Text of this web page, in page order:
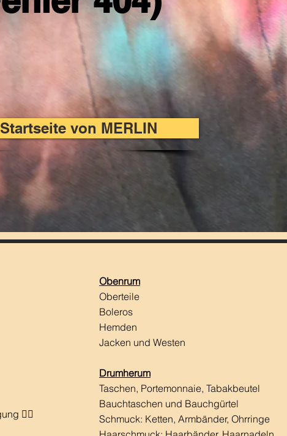
von MERLIN
🧘‍♀️
Obenrum
Oberteile
Boleros
Hemden
Jacken und Westen
Drumherum
Taschen, Portemonnaie, Tabakbeutel
Bauchtaschen und Bauchgürtel
Schmuck: Ketten, Armbänder, Ohrringe